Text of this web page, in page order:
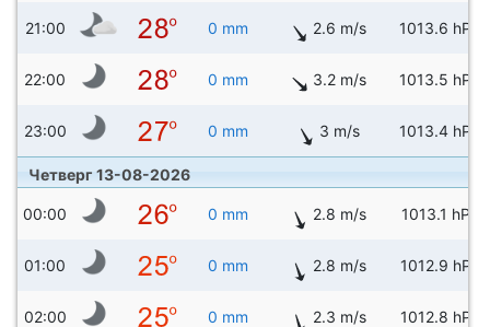
21:00 0 mm 2.6 m/s 1013.6 hPa
22:00 0 mm 3.2 m/s 1013.5 hPa
23:00 0 mm 3 m/s 1013.4 hPa
Четверг 13-08-2026
00:00 0 mm 2.8 m/s 1013.1 hPa
01:00 0 mm 2.8 m/s 1012.9 hPa
02:00 0 mm 2.3 m/s 1012.8 hPa